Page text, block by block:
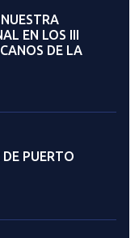
EN LOS III
DE LA
DE PUERTO